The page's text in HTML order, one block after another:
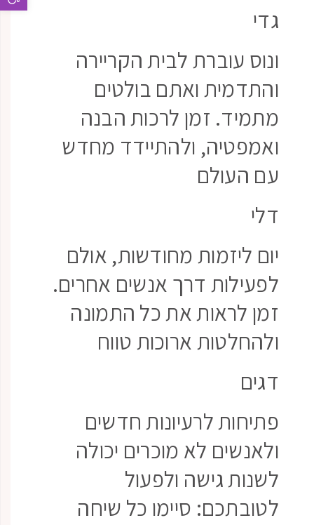
גדי
ונוס עוברת לבית הקריירה
והתדמית ואתם בולטים
מתמיד. זמן לרכות הבנה
ואמפטיה, ולהתיידד מחדש
עם העולם
דלי
יום ליזמות מחודשות, אולם
לפעילות דרך אנשים אחרים.
זמן לראות את כל התמונה
ולהחלטות ארוכות טווח
דגים
פתיחות לרעיונות חדשים
ולאנשים לא מוכרים יכולה
לשנות גישה ולפעול
לטובתכם: סיימו כל שיחה